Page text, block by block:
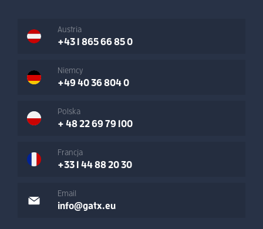
Austria
+43 1 865 66 85 0
Niemcy
+49 40 36 804 0
Polska
+ 48 22 69 79 100
Francja
+33 1 44 88 20 30
Email
info@gatx.eu